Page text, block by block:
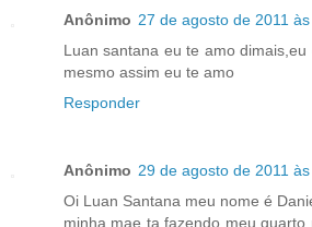
Anônimo 27 de agosto de 2011
Luan santana eu te amo
mesmo assim eu te amo
Responder
Anônimo 29 de agosto de 2011 às
Oi Luan Santana meu nome é
minha mae ta fazendo meu